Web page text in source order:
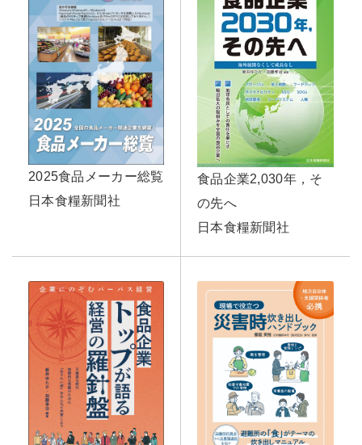
2025食品メーカー総覧
日本食糧新聞社
食品企業2,030年，そ
の先へ
日本食糧新聞社